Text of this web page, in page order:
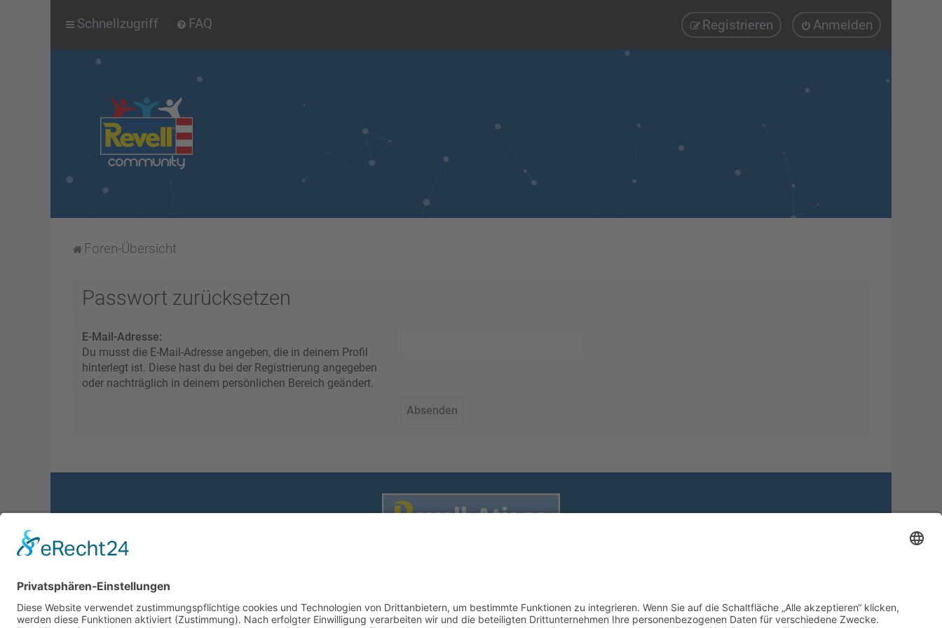
Schnellzugriff FAQ Anmelden
Registrieren
Foren-Übersicht
Passwort zurücksetzen
E-Mail-Adresse:
Du musst die E-Mail-Adresse angeben, die in deinem Profil
hinterlegt ist. Diese hast du bei der Registrierung angegeben
oder nachträglich in deinem persönlichen Bereich geändert.
Powered byphpBB™• Design byPlanetStyles•Datenschutz•Impressum